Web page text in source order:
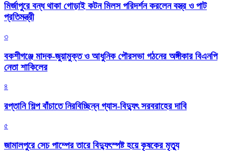
মির্জাপুরে বন্ধ থাকা গোড়াই কটন মিলস পরিদর্শন করলেন বস্ত্র ও পাট
প্রতিমন্ত্রী
৩
বকশীগঞ্জে মাদক-জুয়ামুক্ত ও আধুনিক পৌরসভা গঠনের অঙ্গীকার বিএনপি
নেতা শাকিলের
৪
রপ্তানি শিল্প বাঁচাতে নিরবিচ্ছিন্ন গ্যাস-বিদ্যুৎ সরবরাহের দাবি
৫
জামালপুরে সেচ পাম্পের তারে বিদ্যুৎস্পষ্ট হয়ে কৃষকের মৃত্যু